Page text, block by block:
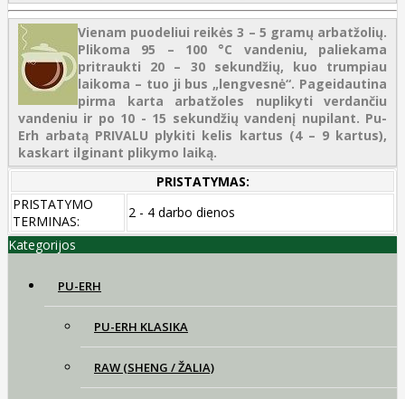
Vienam puodeliui reikės 3 – 5 gramų arbatžolių.
Plikoma 95 – 100 °C vandeniu, paliekama
pritraukti 20 – 30 sekundžių, kuo trumpiau
laikoma – tuo ji bus „lengvesnė“. Pageidautina
pirma karta arbatžoles nuplikyti verdančiu
vandeniu ir po 10 - 15 sekundžių vandenį nupilant. Pu-
Erh arbatą PRIVALU plykiti kelis kartus (4 – 9 kartus),
kaskart ilginant plikymo laiką.
PRISTATYMAS:
PRISTATYMO
TERMINAS:
2 - 4 darbo dienos
Kategorijos
PU-ERH
PU-ERH KLASIKA
RAW (SHENG / ŽALIA)